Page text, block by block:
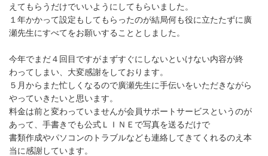
えてもらうだけでいいようにしてもらいました。
１年かかって設定もしてもらったのが結局何も役に立たたずに廣
瀬先生にすべてをお願いすることとしました。
今年でまだ４回目ですがまずすぐにしないといけない内容が終
わってしまい、大変感謝をしております。
５月からまた忙しくなるので廣瀬先生に手伝いをいただきながら
やっていきたいと思います。
料金は前と変わっていませんが会員サポートサービスというのが
あって、手書きでも公式ＬＩＮＥで写真を送るだけで
書類作成やパソコンのトラブルなども連絡してきてくれるのえ本
当に感謝しています。